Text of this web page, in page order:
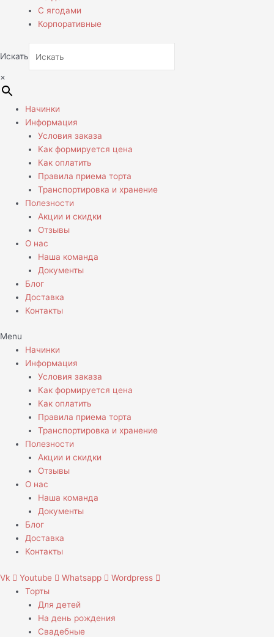
С ягодами
Корпоративные
Искать
×
Начинки
Информация
Условия заказа
Как формируется цена
Как оплатить
Правила приема торта
Транспортировка и хранение
Полезности
Акции и скидки
Отзывы
О нас
Наша команда
Документы
Блог
Доставка
Контакты
Menu
Начинки
Информация
Условия заказа
Как формируется цена
Как оплатить
Правила приема торта
Транспортировка и хранение
Полезности
Акции и скидки
Отзывы
О нас
Наша команда
Документы
Блог
Доставка
Контакты
Vk Youtube Whatsapp
Wordpress
Торты
Для детей
На день рождения
Свадебные